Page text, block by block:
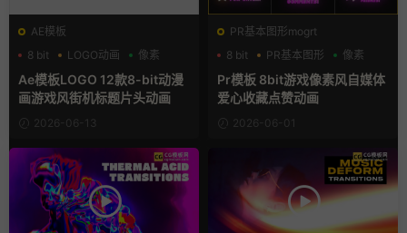
AE模板
8 bit
LOGO动画 像素
Ae模板LOGO 12款8-bit动漫
画游戏风街机标题片头动画
2026-06-13
PR基本图形mogrt
8 bit
PR基本图形 像素
Pr模板 8bit游戏像素风自媒体
爱心收藏点赞动画
2026-06-01